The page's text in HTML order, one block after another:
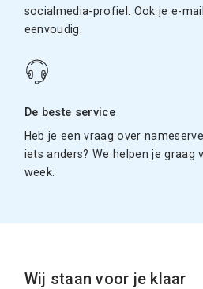
socialmedia-profiel. Ook je e-
eenvoudig.
De beste service
Heb je een vraag over
iets anders? We helpen je graag
week.
Wij staan voor je klaar